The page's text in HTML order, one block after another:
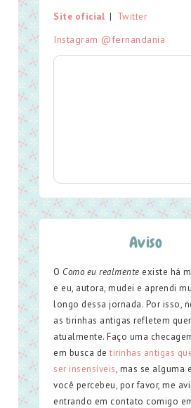
Site oficial
  |
Twitter
Instagram @fernandania
Aviso
O Como eu realmente existe há
e eu, autora, mudei e aprendi
longo dessa jornada. Por isso,
as tirinhas antigas refletem
atualmente. Faço uma
em busca de tirinhas antigas
ser insensíveis, mas se alguma
você percebeu, por favor, me
entrando em contato comigo